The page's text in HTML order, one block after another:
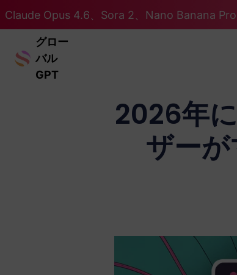
Claude Opus 4.6、Sora 2、Nano Banana
グロー
バル
GPT
2026年
ザー